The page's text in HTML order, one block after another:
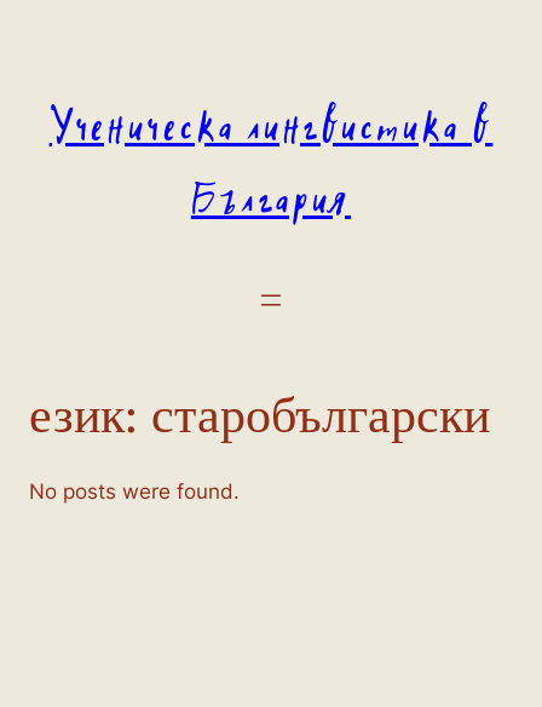
Ученическа лингвистика в
България
език: старобългарски
No posts were found.